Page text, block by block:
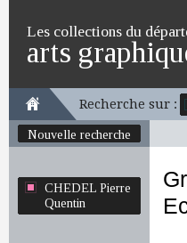
Les collections du
arts
Recherche sur :
Nouvelle recherche
CHEDEL Pierre
Quentin